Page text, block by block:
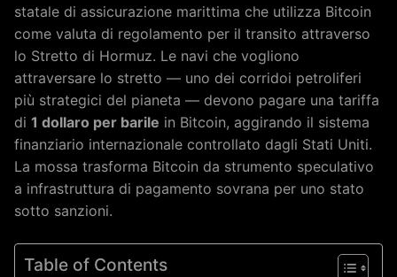
statale di assicurazione marittima che utilizza Bitcoin
come valuta di regolamento per il transito attraverso
lo Stretto di Hormuz. Le navi che vogliono
attraversare lo stretto — uno dei corridoi petroliferi
più strategici del pianeta — devono pagare una tariffa
di 1 dollaro per barile in Bitcoin, aggirando il sistema
finanziario internazionale controllato dagli Stati Uniti.
La mossa trasforma Bitcoin da strumento speculativo
a infrastruttura di pagamento sovrana per uno stato
sotto sanzioni.
Table of Contents